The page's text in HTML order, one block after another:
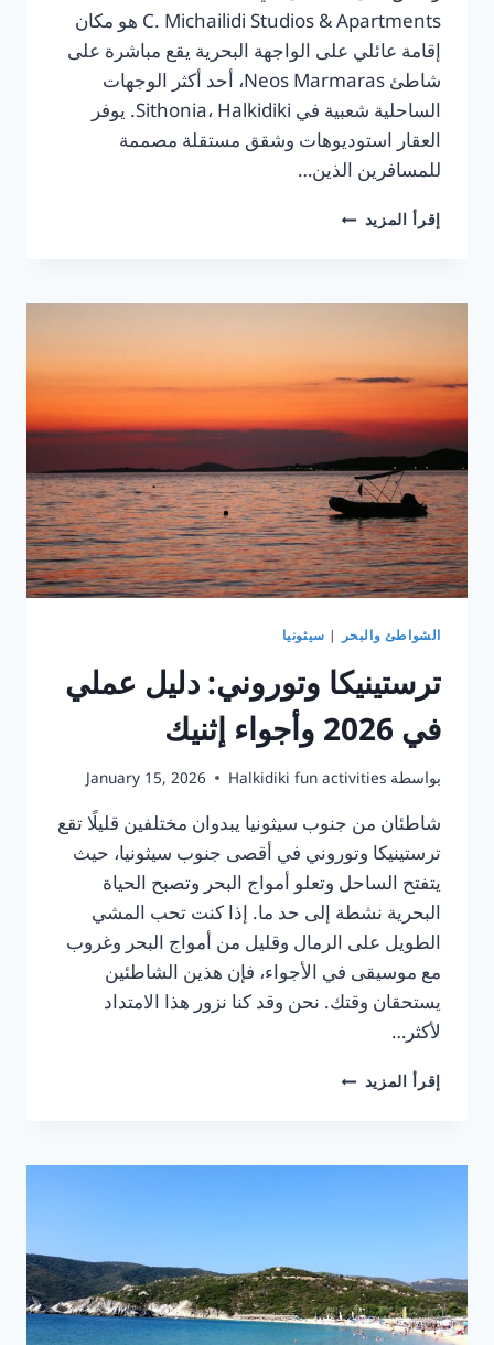
C. Michailidi Studios & Apartments هو مكان
إقامة عائلي على الواجهة البحرية يقع مباشرة على
شاطئ Neos Marmaras، أحد أكثر الوجهات
الساحلية شعبية في Sithonia، Halkidiki. يوفر
العقار استوديوهات وشقق مستقلة مصممة
للمسافرين الذين…
إقرأ المزيد A.
—
على
NEOS
MARMARAS
الشواطئ والبحر | سيثونيا
ترستينيكا وتوروني: دليل عملي
في 2026 وأجواء إثنيك
بواسطة Halkidiki fun activities
January 15, 2026
شاطئان من جنوب سيثونيا يبدوان مختلفين قليلًا تقع
ترستينيكا وتوروني في أقصى جنوب سيثونيا، حيث
يتفتح الساحل وتعلو أمواج البحر وتصبح الحياة
البحرية نشطة إلى حد ما. إذا كنت تحب المشي
الطويل على الرمال وقليل من أمواج البحر وغروب
مع موسيقى في الأجواء، فإن هذين الشاطئين
يستحقان وقتك. نحن وقد كنا نزور هذا الامتداد
لأكثر…
إقرأ المزيد ترستينيكا
في